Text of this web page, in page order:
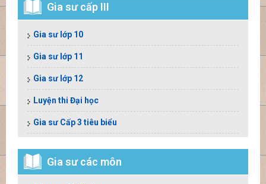
Gia sư cấp III
Gia sư lớp 10
Gia sư lớp 11
Gia sư lớp 12
Luyện thi Đại học
Gia sư Cấp 3 tiêu biểu
Gia sư các môn